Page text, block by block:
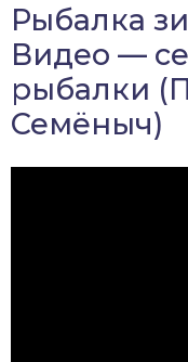
Рыбалка
Видео —
рыбалки
Семёныч)